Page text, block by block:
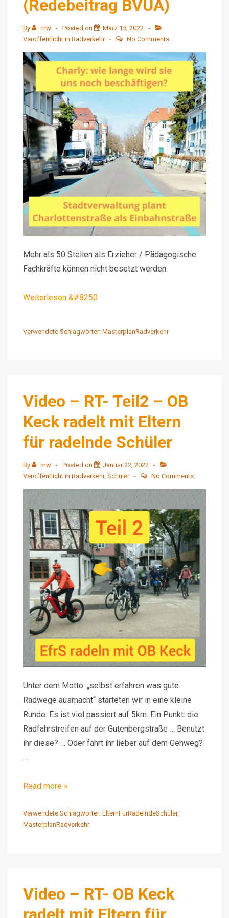
Wintzen
(Redebeitrag BVUA)
By mw Posted on
März 15, 2022
Veröffentlicht in Radverkehr No Comments
Mehr als 50 Stellen als Erzieher / Pädagogische
Fachkräfte können nicht besetzt werden.
Weiterlesen &#8250
Verwendete Schlagwörter: MasterplanRadverkehr
Video – RT- Teil2 – OB
Keck radelt mit Eltern
für radelnde Schüler
By mw Posted on
Januar 22, 2022
Veröffentlicht in Radverkehr, Schüler No Comments
Unter dem Motto: „selbst erfahren was gute
Radwege ausmacht“ starteten wir in eine kleine
Runde. Es ist viel passiert auf 5km. Ein Punkt: die
Radfahrstreifen auf der Gutenbergstraße … Benutzt
ihr diese? … Oder fahrt ihr lieber auf dem Gehweg?
…
Video
RT-
Teil2
radelt
mit
Eltern
Read more »
Verwendete Schlagwörter: ElternFürRadelndeSchüler,
MasterplanRadverkehr
Video – RT- OB Keck